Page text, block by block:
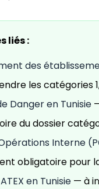
liés :
des
les catégories
Danger en Tunisie
du dossier
Interne
obligatoire pour
en Tunisie — à